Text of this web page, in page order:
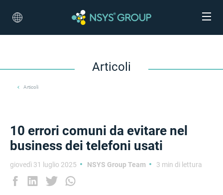
Articoli
Articoli
10 errori comuni da evitare nel
business dei telefoni usati
giovedì 31 luglio 2025 NSYS Group Team 3 min di lettura